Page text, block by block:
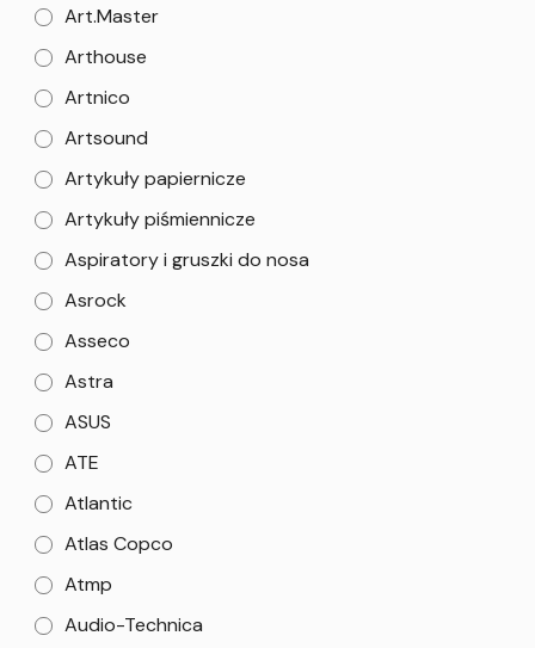
Art.Master
Arthouse
Artnico
Artsound
Artykuły papiernicze
Artykuły piśmiennicze
Aspiratory i gruszki do nosa
Asrock
Asseco
Astra
ASUS
ATE
Atlantic
Atlas Copco
Atmp
Audio-Technica